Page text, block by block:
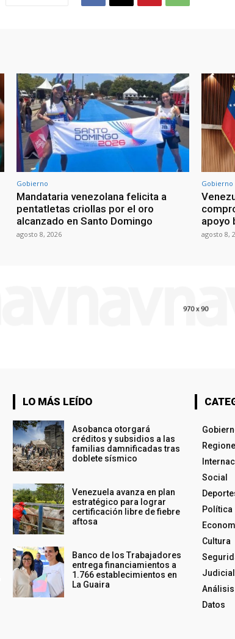
Gobierno
Mandataria venezolana felicita a
pentatletas criollas por el oro
alcanzado en Santo Domingo
agosto 8, 2026
Gobierno
apoyo
agosto 8,
LO MÁS LEÍDO
Asobanca otorgará
créditos y subsidios a las
familias damnificadas tras
doblete sísmico
Venezuela avanza en plan
estratégico para lograr
certificación libre de fiebre
aftosa
Banco de los Trabajadores
entrega financiamientos a
1.766 establecimientos en
La Guaira
Social
Política
Cultura
Análisis
Datos